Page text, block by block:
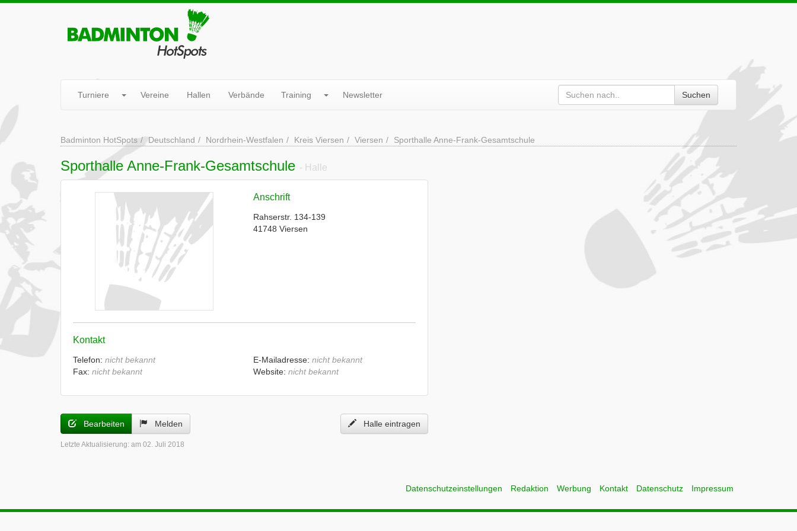
Turniere Vereine Hallen Verbände Training Newsletter Suchen
Badminton HotSpots Deutschland Nordrhein-Westfalen Kreis Viersen Viersen Sporthalle Anne-Frank-Gesamtschule
Sporthalle Anne-Frank-Gesamtschule - Halle
Anschrift
Rahserstr. 134-139
41748 Viersen
Kontakt
Telefon: nicht bekannt
Fax: nicht bekannt
E-Mailadresse: nicht bekannt
Website: nicht bekannt
Bearbeiten Melden Halle eintragen
Letzte Aktualisierung: am 02. Juli 2018
Datenschutzeinstellungen Redaktion Werbung Kontakt Datenschutz Impressum